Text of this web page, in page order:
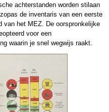
achter­standen worden stilaan
de inventaris van een eerste
van het MEZ. De oorspronkelijke
voor een
waarin je snel wegwijs raakt.